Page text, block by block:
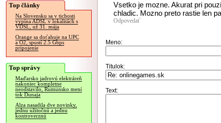
Top články
Na Slovensku sa v tichosti
vypína ADSL v lokalitách s
VDSL, už 31. mája
Orange sa doťahuje na UPC
a O2, spustí 2.5 Gbps
pripojenie
Top správy
Maďarsko jadrovú elektráreň
nakoniec kompletne
neodstavilo, Rumunsko mení
tok Dunaja
Alza nasadila dve novinky,
jednu užitočnú a jednu
kontroverznú
Vsetko je mozne. Akurat pri
chladic. Mozno preto rastie len
Odpovedať
Meno:
Titulok:
Text: